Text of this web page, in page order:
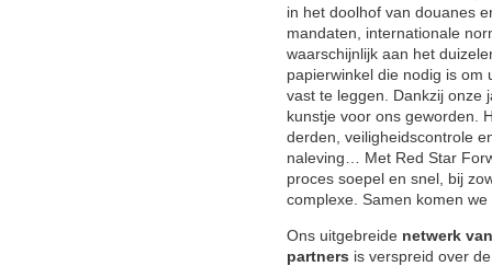
in het doolhof van douanes
mandaten, internationale
waarschijnlijk aan het
papierwinkel die nodig is
vast te leggen. Dankzij onze
kunstje voor ons geworden.
derden, veiligheidscontrole
naleving… Met Red Star
proces soepel en snel, bij
complexe. Samen komen we
Ons uitgebreide netwerk
partners is verspreid over